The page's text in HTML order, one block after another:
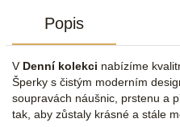
Popis
V Denní kolekci nabízíme
Šperky s čistým moderním
soupravách náušnic, prstenu a
tak, aby zůstaly krásné a stále